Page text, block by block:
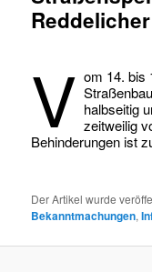
V om 14. bis
halbseitig
zeitweilig
Behinderungen ist
Der Artikel wurde
Bekanntmachungen,